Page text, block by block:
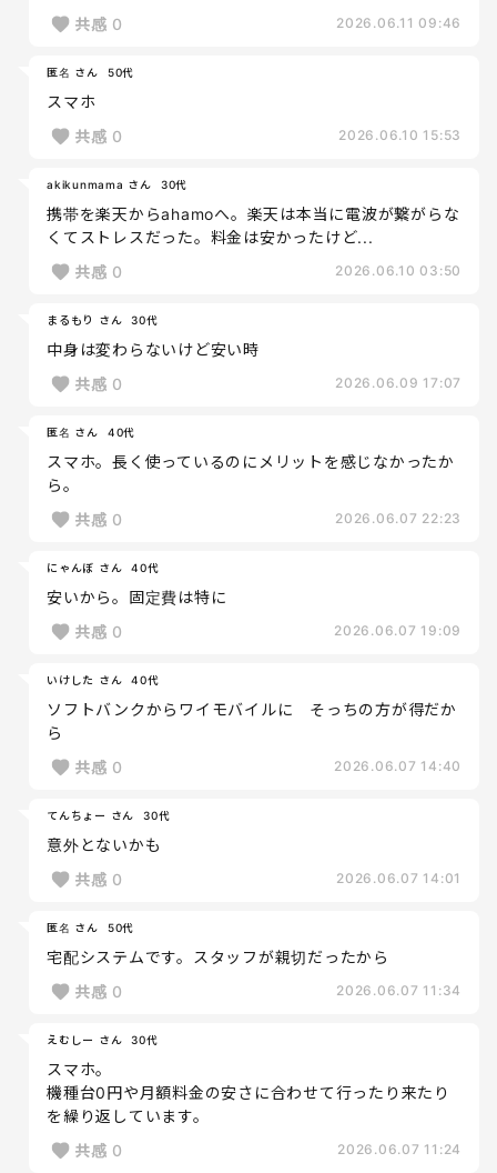
共感 0 2026.06.11 09:46
匿名 さん 50代
スマホ
共感 0 2026.06.10 15:53
akikunmama さん 30代
携帯を楽天からahamoへ。楽天は本当に電波が繋がらな
くてストレスだった。料金は安かったけど...
共感 0 2026.06.10 03:50
まるもり さん 30代
中身は変わらないけど安い時
共感 0 2026.06.09 17:07
匿名 さん 40代
スマホ。長く使っているのにメリットを感じなかったか
ら。
共感 0 2026.06.07 22:23
にゃんぼ さん 40代
安いから。固定費は特に
共感 0 2026.06.07 19:09
いけした さん 40代
ソフトバンクからワイモバイルに そっちの方が得だか
ら
共感 0 2026.06.07 14:40
てんちょー さん 30代
意外とないかも
共感 0 2026.06.07 14:01
匿名 さん 50代
宅配システムです。スタッフが親切だったから
共感 0 2026.06.07 11:34
えむしー さん 30代
スマホ。
機種台0円や月額料金の安さに合わせて行ったり来たり
を繰り返しています。
共感 0 2026.06.07 11:24